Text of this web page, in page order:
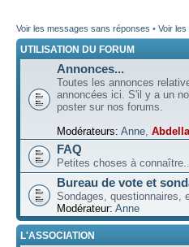
Voir les messages sans réponses • Voir
UTILISATION DU FORUM
Annonces...
Toutes les annonces
annoncées ici. S'il y a un
poster sur nos forums.
Modérateurs: Anne,
FAQ
Petites choses à
Bureau de vote et
Sondages, questionnaires,
Modérateur: Anne
L'ASSOCIATION